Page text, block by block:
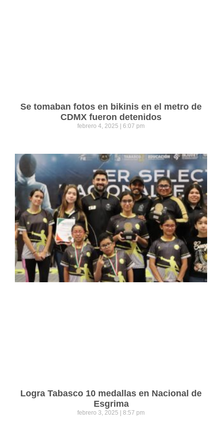
Se tomaban fotos en bikinis en el metro de
CDMX fueron detenidos
febrero 4, 2025 6:07 pm
Logra Tabasco 10 medallas en Nacional de
Esgrima
febrero 3, 2025 8:57 pm